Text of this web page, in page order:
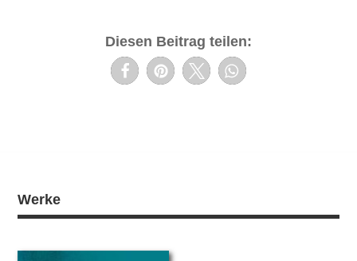
Diesen Beitrag teilen:
Werke